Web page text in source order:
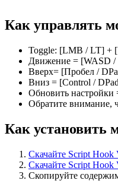
Как управлять
Toggle: [LMB / LT] +
Движение = [WASD /
Вверх= [Пробел /
Вниз = [Control /
Обновить настройки
Обратите внимание,
Как установить
Скачайте Script Hook
Скачайте Script
Скопируйте